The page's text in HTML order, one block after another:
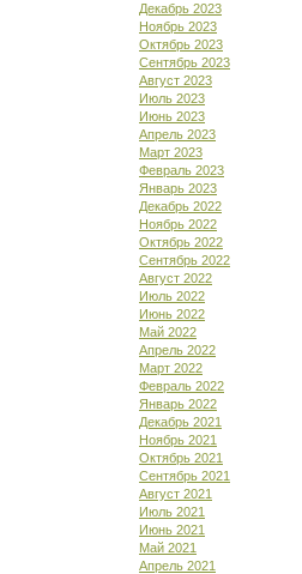
Декабрь 2023
Ноябрь 2023
Октябрь 2023
Сентябрь 2023
Август 2023
Июль 2023
Июнь 2023
Апрель 2023
Март 2023
Февраль 2023
Январь 2023
Декабрь 2022
Ноябрь 2022
Октябрь 2022
Сентябрь 2022
Август 2022
Июль 2022
Июнь 2022
Май 2022
Апрель 2022
Март 2022
Февраль 2022
Январь 2022
Декабрь 2021
Ноябрь 2021
Октябрь 2021
Сентябрь 2021
Август 2021
Июль 2021
Июнь 2021
Май 2021
Апрель 2021